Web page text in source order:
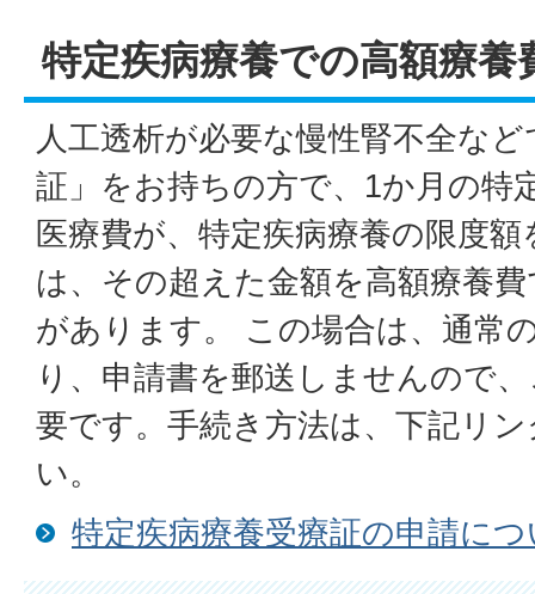
特定疾病療養での高額療
人工透析が必要な慢性腎不全な
証」をお持ちの方で、1か月の特
医療費が、特定疾病療養の限度
は、その超えた金額を高額療養
があります。 この場合は、通常
り、申請書を郵送しませんので
要です。手続き方法は、下記リ
い。
特定疾病療養受療証の申請に